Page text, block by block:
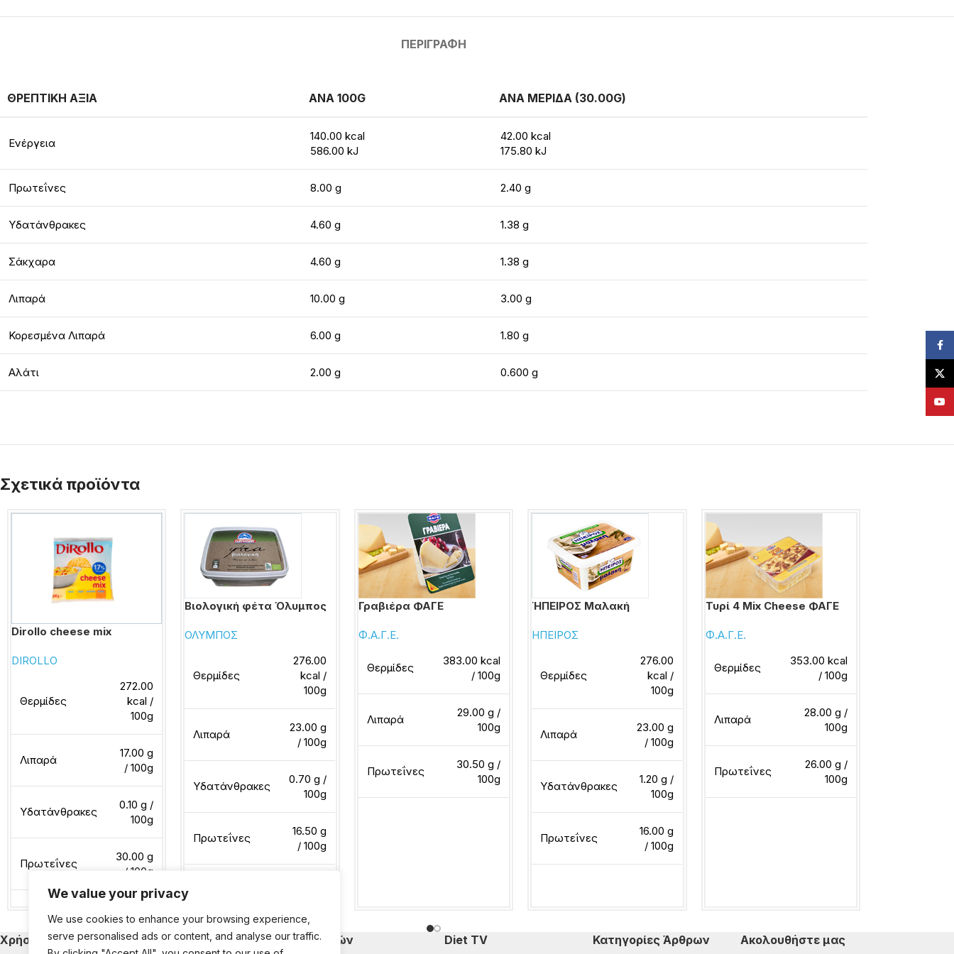
We value your privacy
We use cookies to enhance your browsing experience,
serve personalised ads or content, and analyse our traffic.
ΠΕΡΙΓΡΑΦΉ
ΘΡΕΠΤΙΚΗ ΑΞΙΑ ΑΝΑ 100G ΑΝΑ ΜΕΡΙΔΑ (30.00G)
Ενέργεια
140.00 kcal
586.00 kJ
42.00 kcal
175.80 kJ
Πρωτεΐνες 8.00 g 2.40 g
Υδατάνθρακες 4.60 g 1.38 g
Σάκχαρα 4.60 g 1.38 g
Λιπαρά 10.00 g 3.00 g
Κορεσμένα Λιπαρά 6.00 g 1.80 g
Αλάτι 2.00 g 0.600 g
Σχετικά προϊόντα
Dirollo cheese mix
DIROLLO
Θερμίδες
272.00
kcal /
100g
Λιπαρά
17.00 g
/ 100g
Υδατάνθρακες
0.10 g /
100g
Πρωτεΐνες
30.00 g
/ 100g
Βιολογική φέτα Όλυμπος
ΟΛΥΜΠΟΣ
Θερμίδες
276.00
kcal /
100g
Λιπαρά
23.00 g
/ 100g
Υδατάνθρακες
0.70 g /
100g
Πρωτεΐνες
16.50 g
/ 100g
Γραβιέρα ΦΑΓΕ
Φ.Α.Γ.Ε.
Θερμίδες
383.00 kcal
/ 100g
Λιπαρά
29.00 g /
100g
Πρωτεΐνες
30.50 g /
100g
ΉΠΕΙΡΟΣ Μαλακή
ΗΠΕΙΡΟΣ
Θερμίδες
276.00
kcal /
100g
Λιπαρά
23.00 g
/ 100g
Υδατάνθρακες
1.20 g /
100g
Πρωτεΐνες
16.00 g
/ 100g
Τυρί 4 Mix Cheese ΦΑΓΕ
Φ.Α.Γ.Ε.
Θερμίδες
353.00 kcal
/ 100g
Λιπαρά
28.00 g /
100g
Πρωτεΐνες
26.00 g /
100g
Χρήσιμα Κατηγορίες Εκπομπών Diet TV Κατηγορίες Άρθρων Ακολουθήστε μας